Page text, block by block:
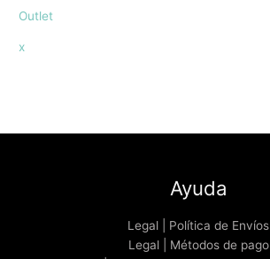
Outlet
x
Ayuda
Legal | Política de Envíos
Legal | Métodos de pago